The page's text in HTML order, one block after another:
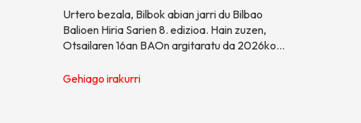
Urtero bezala, Bilbok abian jarri du Bilbao
Balioen Hiria Sarien 8. edizioa. Hain zuzen,
Otsailaren 16an BAOn argitaratu da 2026ko…
Gehiago irakurri